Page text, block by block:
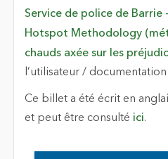
Service de police de Barrie
Hotspot Methodology
chauds axée sur les
l’utilisateur /
Ce billet a été écrit en
et peut être consulté ici.